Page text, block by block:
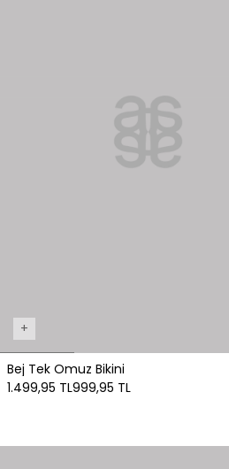
+
Bej Tek Omuz Bikini
1.499,95 TL999,95 TL